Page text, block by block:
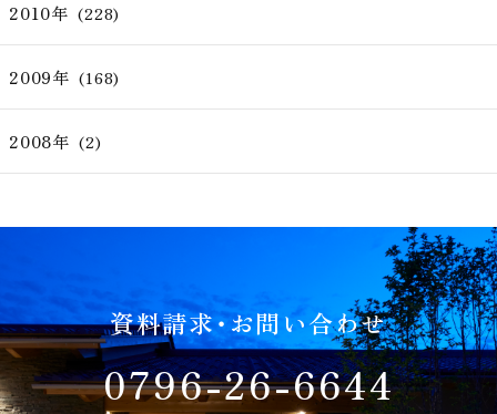
2010年 (228)
2009年 (168)
2008年 (2)
資料請求・お問い合わせ
0796-26-6644